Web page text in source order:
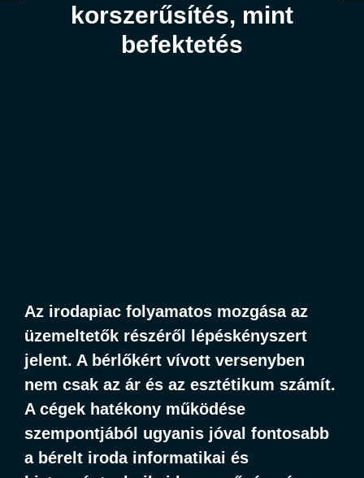
korszerűsítés, mint
befektetés
Az irodapiac folyamatos mozgása az
üzemeltetők részéről lépéskényszert
jelent. A bérlőkért vívott versenyben
nem csak az ár és az esztétikum számít.
A cégek hatékony működése
szempontjából ugyanis jóval fontosabb
a bérelt iroda informatikai és